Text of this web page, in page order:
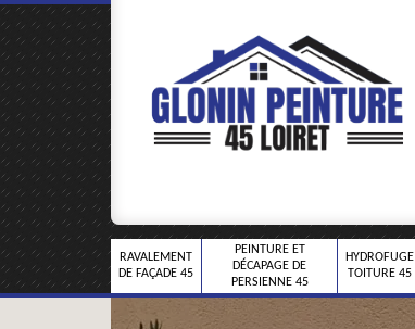
RAVALEMENT
DE FAÇADE 45
PEINTURE ET
DÉCAPAGE DE
PERSIENNE 45
HYDROFUGE
TOITURE 45